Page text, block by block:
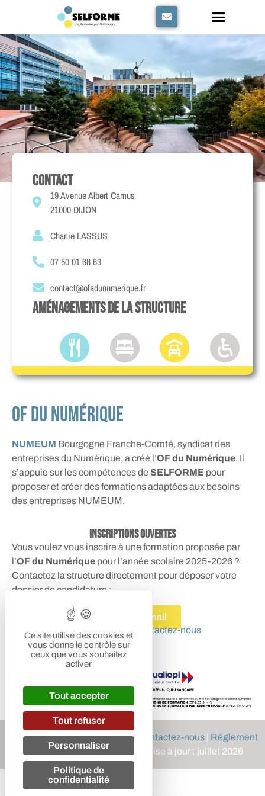
contact
19 Avenue Albert Camus
21000 DIJON
Charlie LASSUS
07 50 01 68 63
contact@ofadunumerique.fr
aménagements de la structure
of du numérique
NUMEUM Bourgogne Franche-Comté, syndicat des
entreprises du Numérique, a créé l’OF du Numérique. Il
s’appuie sur les compétences de SELFORME pour
proposer et créer des formations adaptées aux besoins
des entreprises NUMEUM.
Inscriptions ouvertes
Vous voulez vous inscrire à une formation proposée par
l’OF du Numérique pour l’année scolaire 2025-2026 ?
Contactez la structure directement pour déposer votre
dossier de candidature :
Envoyer un mail
Des questions ?
Contactez-nous
FAQ|Mentions légales|CGV| Contactez-nous
Réglement
intérieur| Certificat Qualiopi | Mise à jour : juillet 2026
Panneau de gestion des cookies
Ce site utilise des cookies et
vous donne le contrôle sur
ceux que vous souhaitez
activer
Tout accepter
Tout refuser
Personnaliser
Politique de
confidentialité